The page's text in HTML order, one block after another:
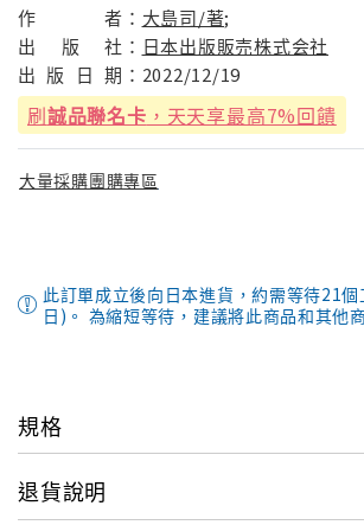
作 者： 大島司/著;
出
版 社： 日本出版販売株式会社
出 版 日 期： 2022/12/19
刷誠品聯名卡 ，天天享最高7%回饋
大量採購團購專區
此訂單成立後向日本進貨，約需等待21
日)。 為縮短等待，建議將此商品和其他
規格
退貨說明